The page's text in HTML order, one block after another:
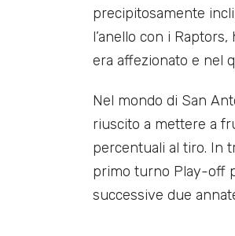
precipitosamente
l’anello con i
era affezionato e nel
Nel mondo di San
riuscito a mettere a
percentuali al tiro. In
primo turno Play-off
successive due